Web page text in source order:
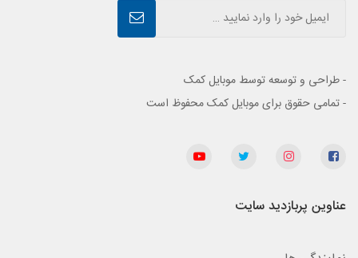
- طراحی و توسعه توسط موبایل کمک
- تمامی حقوق برای موبایل کمک محفوظ است
عناوین پربازدید سایت